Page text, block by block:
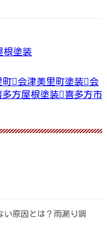
根塗装
町 会津美里町塗装
会
多方屋根塗装 喜多方市
い原因とは？雨漏り調